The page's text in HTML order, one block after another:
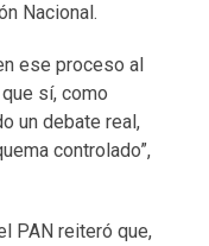
Nacional.
ese proceso al
sí, como
un debate real,
controlado”,
PAN reiteró que,